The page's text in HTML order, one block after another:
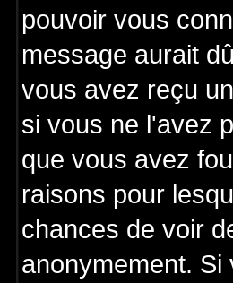
pouvoir vous
message aurait
vous avez reçu
si vous ne l'avez
que vous avez
raisons pour
chances de voir
anonymement.